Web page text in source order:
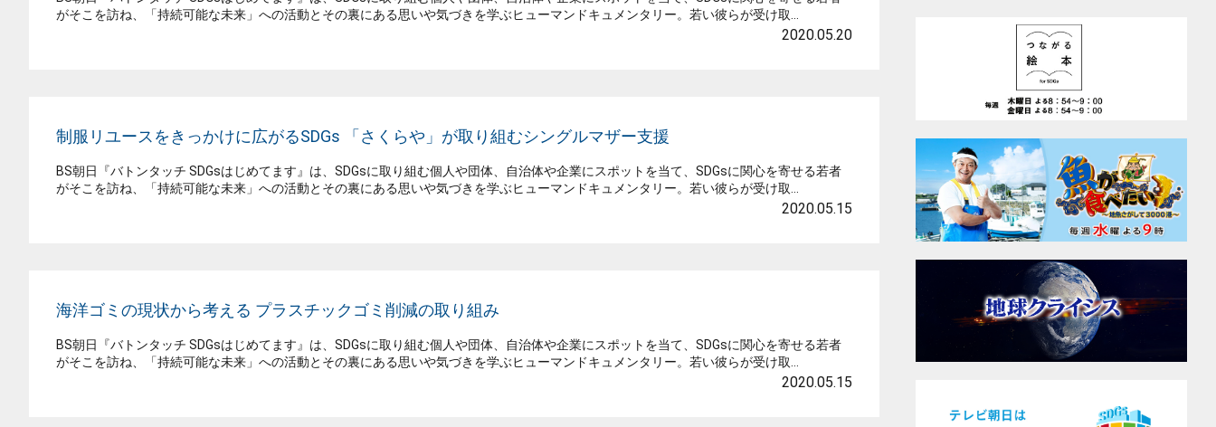
がそこを訪ね、「持続可能な未来」への活動とその裏にある思いや気づきを学ぶヒューマンドキュメンタリー。若い彼らが受け取...
2020.05.20
制服リユースをきっかけに広がるSDGs 「さくらや」が取り組むシングルマザー支援
BS朝日『バトンタッチ SDGsはじめてます』は、SDGsに取り組む個人や団体、自治体や企業にスポットを当て、SDGsに関心を寄せる若者
がそこを訪ね、「持続可能な未来」への活動とその裏にある思いや気づきを学ぶヒューマンドキュメンタリー。若い彼らが受け取...
2020.05.15
海洋ゴミの現状から考える プラスチックゴミ削減の取り組み
BS朝日『バトンタッチ SDGsはじめてます』は、SDGsに取り組む個人や団体、自治体や企業にスポットを当て、SDGsに関心を寄せる若者
がそこを訪ね、「持続可能な未来」への活動とその裏にある思いや気づきを学ぶヒューマンドキュメンタリー。若い彼らが受け取...
2020.05.15